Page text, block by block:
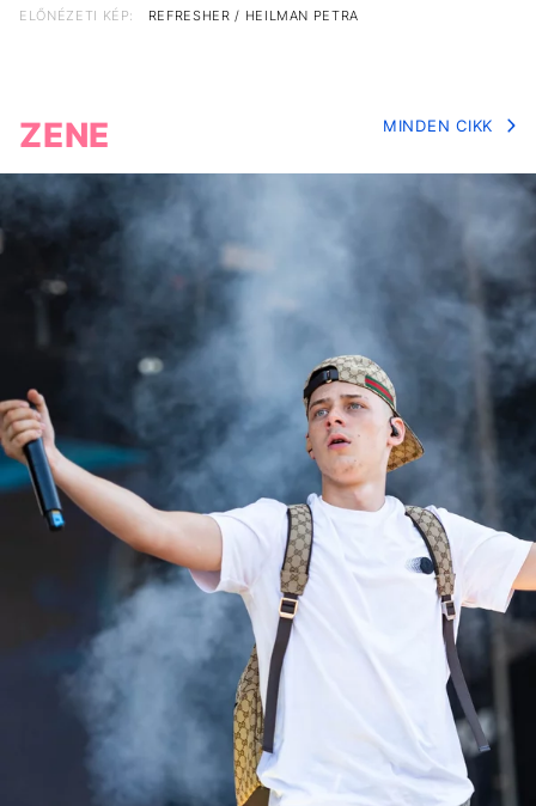
ELŐNÉZETI KÉP: REFRESHER / HEILMAN PETRA
ZENE MINDEN CIKK